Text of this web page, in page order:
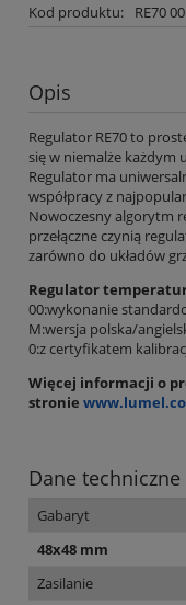
Kod produktu: RE70
Opis
Regulator RE70 to
się w niemalże każdym
Regulator ma
współpracy z
Nowoczesny algorytm
przełączne czynią
zarówno do układów
Regulator
00:wykonanie
M:wersja polska/
0:z certyfikatem
Więcej informacji o
stronie
Dane techniczne
Gabaryt
48x48 mm
Zasilanie